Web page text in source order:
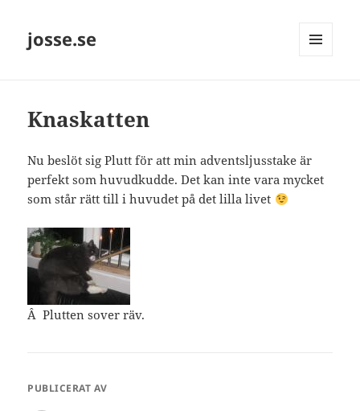
josse.se
Knaskatten
Nu beslöt sig Plutt för att min adventsljusstake är
perfekt som huvudkudde. Det kan inte vara mycket
som står rätt till i huvudet på det lilla livet
Â Plutten sover räv.
PUBLICERAT AV